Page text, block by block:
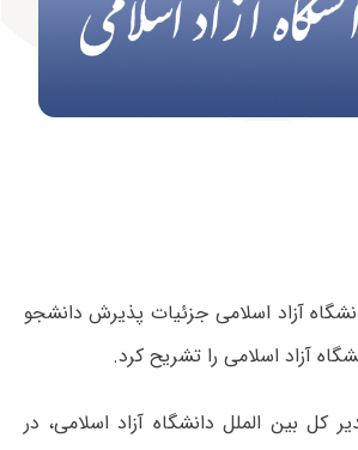
آزاد اسلامی جزئیات پذیرش دانشجو
آزاد اسلامی را تشریح کرد.
کل بین الملل دانشگاه آزاد اسلامی، در